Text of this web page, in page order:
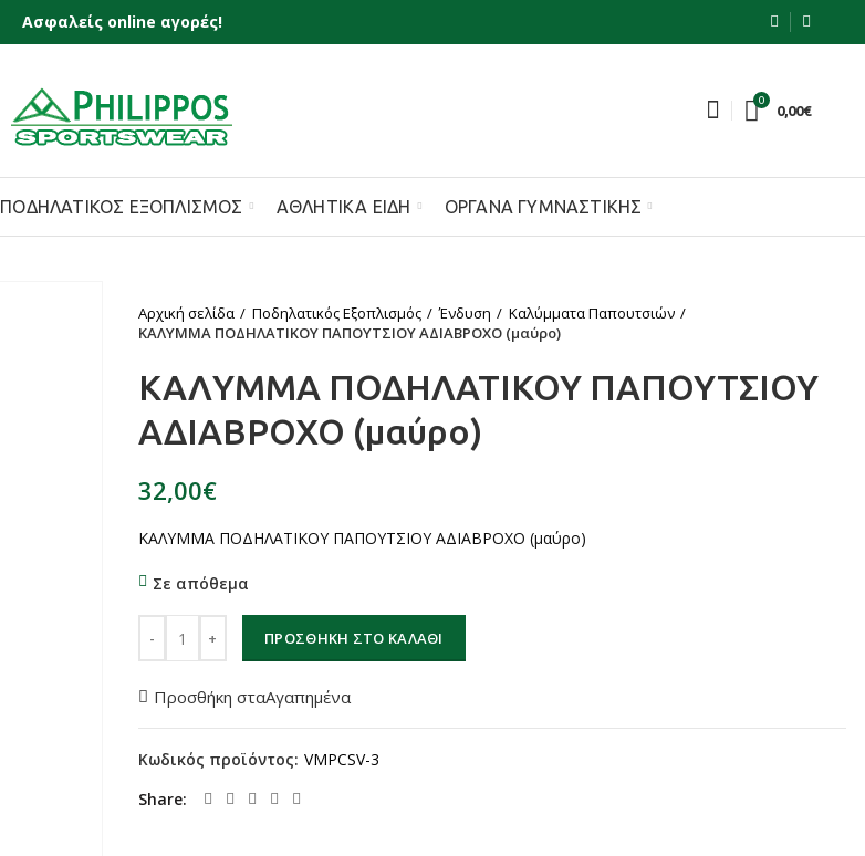
Ασφαλείς online αγορές!
0
0,00€
ΠΟΔΗΛΑΤΙΚΌΣ ΕΞΟΠΛΙΣΜΌΣ ΑΘΛΗΤΙΚΆ ΕΊΔΗ ΌΡΓΑΝΑ ΓΥΜΝΑΣΤΙΚΉΣ
Αρχική σελίδα Ποδηλατικός Εξοπλισμός Ένδυση
Καλύμματα Παπουτσιών
ΚΑΛΥΜΜΑ ΠΟΔΗΛΑΤΙΚΟΥ ΠΑΠΟΥΤΣΙΟΥ ΑΔΙΑΒΡΟΧΟ (μαύρο)
ΚΑΛΥΜΜΑ ΠΟΔΗΛΑΤΙΚΟΥ ΠΑΠΟΥΤΣΙΟΥ
ΑΔΙΑΒΡΟΧΟ (μαύρο)
€
ΚΑΛΥΜΜΑ ΠΟΔΗΛΑΤΙΚΟΥ ΠΑΠΟΥΤΣΙΟΥ ΑΔΙΑΒΡΟΧΟ (μαύρο)
Σε απόθεμα
ΠΡΟΣΘΉΚΗ ΣΤΟ ΚΑΛΆΘΙ
Προσθήκη σταΑγαπημένα
Κωδικός προϊόντος: VMPCSV-3
Share